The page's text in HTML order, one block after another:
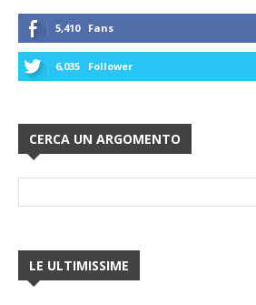
5,410 Fans
6,035 Follower
CERCA UN ARGOMENTO
LE ULTIMISSIME